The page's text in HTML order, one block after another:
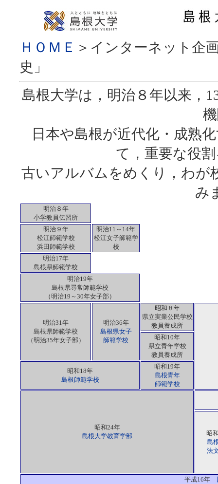
ＨＯＭＥ ＞インターネット企
史」
島根大学は，明治８年以来，
日本や島根が近代化・成熟
て，重要な役
古いアルバムをめくり，わが
み
明治８年
小学教員伝習所
明治９年
松江師範学校
浜田師範学校
明治11～14年
松江女子師範学
校
明治17年
島根県師範学校
明治19年
島根県尋常師範学校
（明治19～30年女子部）
明治31年
島根県師範学校
（明治35年女子部）
明治36年
島根県女子
師範学校
昭和８年
県立実業公民学校
教員養成所
昭和10年
県立青年学校
教員養成所
昭和18年
島根師範学校
昭和19年
島根青年
師範学校
昭和24年
島根大学教育学部
昭
島
法
平成16年